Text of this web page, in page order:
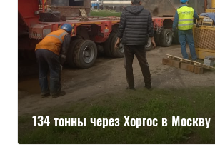
134 тонны через Хоргос в Москву